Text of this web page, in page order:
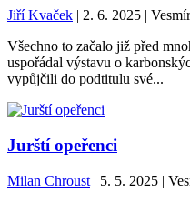
Jiří Kvaček | 2. 6. 2025 |
Všechno to začalo již před
uspořádal výstavu o
vypůjčili do podtitulu své...
Jurští opeřenci
Milan Chroust | 5. 5. 2025 |